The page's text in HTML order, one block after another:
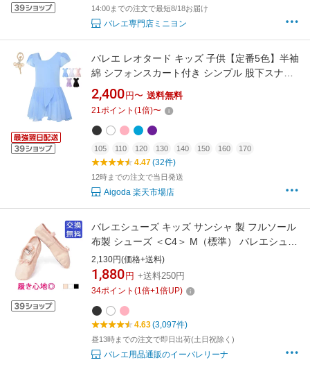
14:00までの注文で最短8/18お届け
バレエ専門店ミニヨン
バレエ レオタード キッズ 子供【定番5色】半袖
綿 シフォンスカート付き シンプル 股下スナッ
プ 100 110 120 130 140 150 160 170 ジュニア
コットン バレエレオタード 子ども こども レッ
スン着 練習着 新体操 黒 白 ピンク 紫 青 Aigoda
2,400 円〜 送料無料
21ポイント (1倍)〜
105 110 120 130 140 150 160 170
4.47(32件)
12時までの注文で当日発送
Aigoda 楽天市場店
バレエシューズ キッズ サンシャ 製 フルソール
布製 シューズ ＜C4＞ M（標準） バレエシュー
ズ キッズ 幅 綿 大人 子供 白/黒/肌色/ロイヤル
ピンク バレリーナ 衣装 新体操 ダンス/エレクト
ーン靴/バトン/ベリーダンス
2,130円(価格+送料)
1,880 円 +送料250円
34ポイント (1倍+1倍UP)
4.63(3,097件)
昼13時までの注文で即日出荷(土日祝除く)
バレエ用品通販のイーバレリーナ